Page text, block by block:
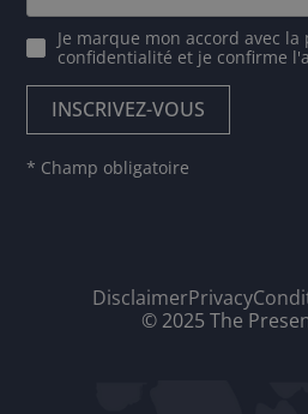
Je marque mon accord avec la
confidentialité et je confirme
* Champ obligatoire
DisclaimerPrivacy
© 2025 The